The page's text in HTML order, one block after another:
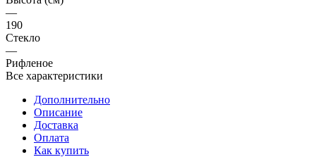
—
190
Стекло
—
Рифленое
Все характеристики
Дополнительно
Описание
Доставка
Оплата
Как купить